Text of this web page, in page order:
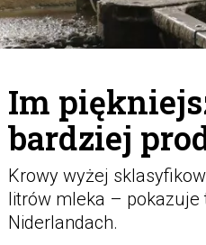
Im
bardziej
Krowy wyżej
litrów mleka – pokazuje
Niderlandach.